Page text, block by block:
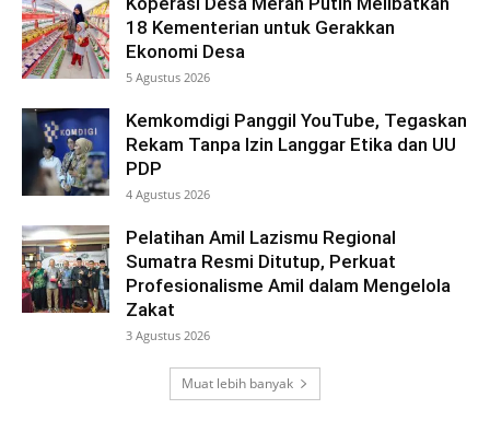
18 Kementerian untuk Gerakkan
Ekonomi Desa
5 Agustus 2026
Kemkomdigi Panggil YouTube, Tegaskan
Rekam Tanpa Izin Langgar Etika dan UU
PDP
4 Agustus 2026
Pelatihan Amil Lazismu Regional
Sumatra Resmi Ditutup, Perkuat
Profesionalisme Amil dalam Mengelola
Zakat
3 Agustus 2026
Muat lebih banyak